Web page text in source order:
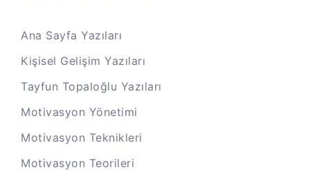
Ana Sayfa Yazıları
Kişisel Gelişim Yazıları
Tayfun Topaloğlu Yazıları
Motivasyon Yönetimi
Motivasyon Teknikleri
Motivasyon Teorileri